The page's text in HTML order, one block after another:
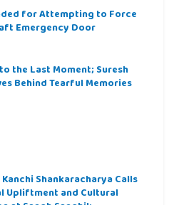
for Attempting to Force
Emergency Door
the Last Moment; Suresh
Behind Tearful Memories
Shankaracharya Calls
Upliftment and Cultural